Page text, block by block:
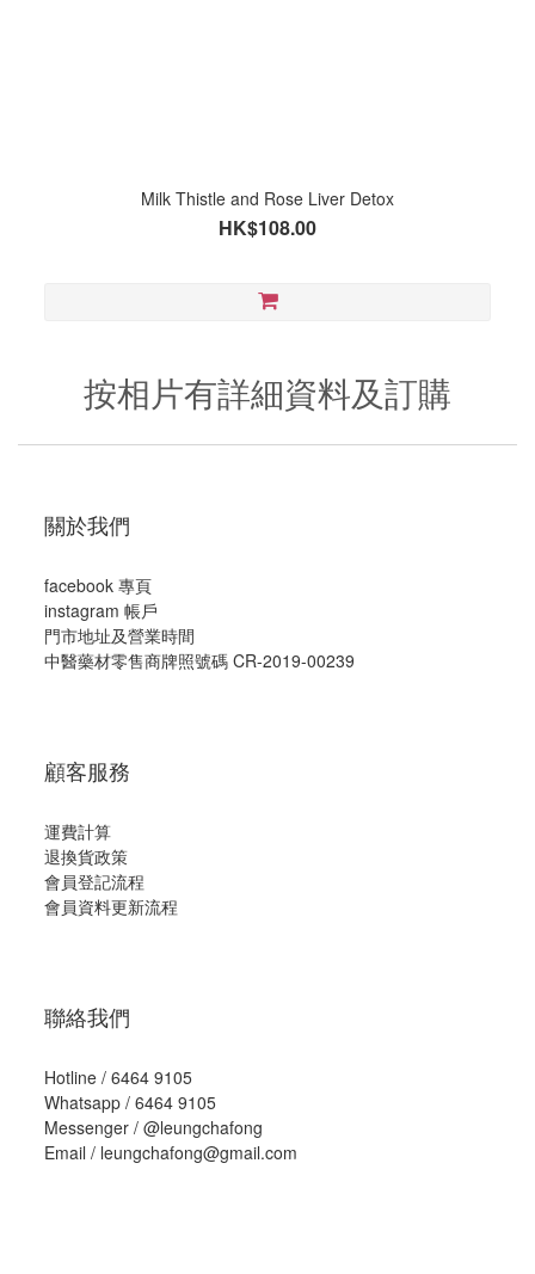
Milk Thistle and Rose Liver Detox
HK$108.00
按相片有詳細資料及訂購
關於我們
facebook 專頁
instagram 帳戶
門市地址及營業時間
中醫藥材零售商牌照號碼 CR-2019-00239
顧客服務
運費計算
退換貨政策
會員登記流程
會員資料更新流程
聯絡我們
Hotline / 6464 9105
Whatsapp / 6464 9105
Messenger / @leungchafong
Email / leungchafong@gmail.com